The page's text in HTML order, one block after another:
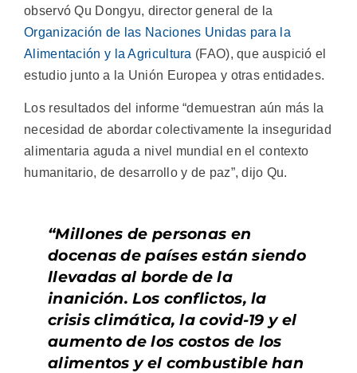
observó Qu Dongyu, director general de la
Organización de las Naciones Unidas para la
Alimentación y la Agricultura (FAO), que auspició el
estudio junto a la Unión Europea y otras entidades.
Los resultados del informe “demuestran aún más la
necesidad de abordar colectivamente la inseguridad
alimentaria aguda a nivel mundial en el contexto
humanitario, de desarrollo y de paz”, dijo Qu.
“Millones de personas en
docenas de países están siendo
llevadas al borde de la
inanición. Los conflictos, la
crisis climática, la covid-19 y el
aumento de los costos de los
alimentos y el combustible han